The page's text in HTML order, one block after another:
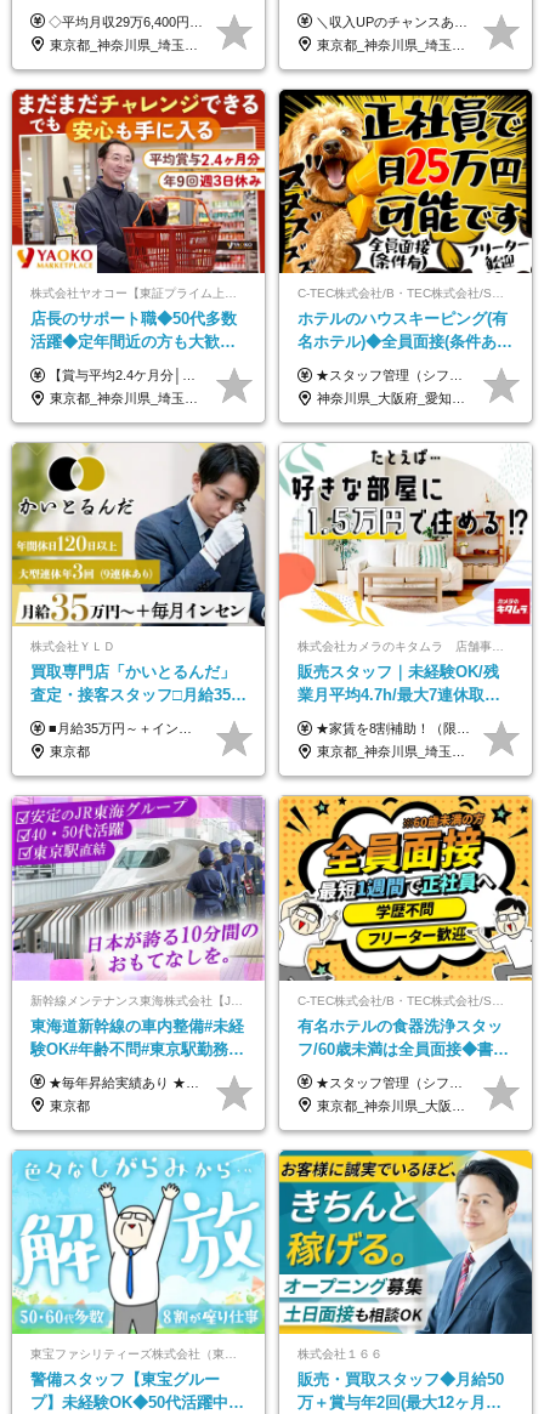
正社員デビューOK/20代～30
代活躍中/全国募集
◇平均月収29万6,400円(各種手当含む) ◇住宅手当⇒最大家賃の半額支給 ◇賞与年2回支給 ■月給22万5,000円以上＋地域手当＋時間外手当＋住宅手当＋家族手当 ※経験やスキルに応じて給与を決定します ※試用期間2ヶ月あり（期間内は時給1,060円以上となります） └地域により上がる可能性があり／例：東京都時給1,370円 └その他待遇に差異なし ＜モデル月収例＞ 1年目：296,400円 3年目：320,000円 【固定残業代について】 なし（残業代は、実際の労働時間に応じて別途全額支給）
東京都_神奈川県_埼玉県_千葉県_大阪府_愛知県_北海道_青森県_岩手県_宮城県_秋田県_山形県_福島県_茨城県_群馬県_新潟県_山梨県_長野県_富山県_石川県_静岡県_岐阜県_三重県_兵庫県_京都府_滋賀県_奈良県_和歌山県_広島県_岡山県_鳥取県_島根県_山口県_徳島県_香川県_愛媛県_高知県_福岡県_熊本県_佐賀県_長崎県_大分県_宮崎県_沖縄県
心◆東証プライム上場G◆応
募者全員面接◆賞与年2回
＼収入UPのチャンスあり◎昇給も可能です！／ ◆正社員 月給(地域による）＋グレード手当、深夜手当、残業代（全額支給）等の各種手当＋賞与年2回 ＜東京都／神奈川県（横浜市）＞ 月給21万4000円～27万円 ＜埼玉県／千葉県＞ 月給19万90000円～25万1000円 ＜栃木県／茨城県／山梨県＞ 月給18万4000円～23万6000円 【試用期間】 正社員：3ヵ月 アルバイト：なし ※試用期間と本採用後の給与・待遇に差異はありません ※グレード手当、深夜手当の詳細額は面接にてご案内させていただきます ※正社員は60歳定年のため、60代の方は嘱託社員での採用です。給与条件は嘱託給与となり、退職金と賞与がありません ＼正社員は「グレード認定制」という評価あり！制度勤続年数等に応じて入社時から手当を支給／ ◆グレードI：＋2000円（入社時～） ◆グレードII：＋5000円（在籍1年以上＆当社基準に当てはまる方） ◆グレードIII：＋1万円（社内試験の合格者） ◆アルバイト・パート 東京都:時給1226円 神奈川県:時給1225円 千葉県：時給1140円 埼玉県:時給1141円 栃木県:1068円 茨城県:1074円 山梨県:1052円
東京都_神奈川県_埼玉県_千葉県_茨城県_栃木県_山梨県
店長のサポート職◆50代多数
活躍◆定年間近の方も大歓
迎！◆出勤はお昼から◆平均
賞与2.4ヶ月分◆残業少なめ
【賞与平均2.4ケ月分│決算賞与も20年以上連続で支給中！】 ＜月収例＞ 月収29万円（地域限定正社員／残業代・各種手当含む） 月収26万円（契約社員／残業代・各種手当含む） ◆月給：月給258,400円～361,500円＋残業代＋各種手当 ※給与は前職での経験、スキルを考慮し、決定します ※残業代は全額支給します ※契約社員としてご入社いただく方は、賞与額に差異あり。詳細は面接でお話しします ※試用期間3ヶ月あり。条件に変更はありません ※契約社員の場合：契約期間12カ月（更新あり） ※60歳未満でご入社いただいた方も、60歳になったタイミングで雇用形態は契約社員に切り替えとなります。
東京都_神奈川県_埼玉県_千葉県_茨城県_栃木県_群馬県
ホテルのハウスキーピング(有
名ホテル)◆全員面接(条件あ
り)◆未経験OK◆リゾート地
も選べる◆月25万円
★スタッフ管理（シフト調整など）の経験があれば【月給28万円以上】 ★賞与支給実績：基本給の2ヶ月分～3ヶ月分 ＝＝ライフスタイルに合わせて働き方を選べます＝＝ ■正社員 ＜未経験者＞月給25万円(寮なしの場合)～35万円＋賞与年2回 ＜経験者＞月給28万円～35万円＋賞与年2回 ※寮をご利用の場合は月給22万円～ ※経験やスキルに応じて決定します ※残業代全額支給 ※試用期間（3ヶ月間）中の雇用形態や待遇に差異はありません ※正社員の場合、転勤の可能性あり ■契約社員 月給22万円～＋残業代全額支給 ※契約社員の場合、賞与の支給および転勤の可能性はありません ※勤務時間や勤務日数の希望があればご相談に応じます ※試用期間なし ※契約の更新 有(勤務状況により判断する) 更新上限 有(通算契約期間の上限 1年/更新回数の上限 なし)
神奈川県_大阪府_愛知県_北海道_兵庫県_京都府_広島県_福岡県_大分県_宮崎県_鹿児島県_沖縄県
株式会社ＹＬＤ
買取専⾨店「かいとるんだ」
査定・接客スタッフ□⽉給35万
円以上＋毎⽉インセン□年休
120日以上□土日休み
■月給35万円～＋インセンティブ＋各種手当 ※固定残業代（月45時間分87,600円～）を含む。超過した場合は別途残業代を支給いたします ※経験・年齢などを考慮の上、決定します ※試用期間3ヶ月あり（待遇に変動なし）
東京都
株式会社カメラのキタムラ 店舗事業部【カメラのキタムラ】
販売スタッフ｜未経験OK/残
業月平均4.7h/最大7連休取得
可/全国募集/家賃8割を会社が
負担/賞与年2回
★家賃を8割補助！（限度額は地域により異なる） ※転勤による引っ越しが発生する場合 ＝＝＝＝＝＝＝＝＝＝＝＝＝＝＝＝＝＝＝＝＝＝＝ 例えば、家賃7.5万円なら6万円は会社で負担。 あなたが支払うのは、たったの1.5万円です！ 年間では自己負担額が約72万ほどお得になります！ ＝＝＝＝＝＝＝＝＝＝＝＝＝＝＝＝＝＝＝＝＝＝＝ 月給22万8,700円～26万3,100円＋賞与年2回（初回の支給は当社規定による）＋残業手当 ＜実際の給与例＞ *24歳:月給23万4,700円＋賞与年2回（初回の支給は当社規定による）＋残業手当＋諸手当 ※上記はあくまで参考月給です。ご経歴・年齢を考慮し、当社規定により決定します ※評価により昇給あり ※残業代は別途支給あり ※試用期間2ヶ月あり（期間中の給与・待遇に差異はありません） 【実在する社員の年収モデル】 年収530万円（30歳） 年収820万円（40歳） 【入社時の想定年収】 330万円～900万円
東京都_神奈川県_埼玉県_千葉県_大阪府_愛知県_北海道_青森県_宮城県_秋田県_山形県_茨城県_群馬県_新潟県_長野県_富山県_静岡県_三重県_兵庫県_京都府_広島県_岡山県_鳥取県_山口県_徳島県_香川県_愛媛県_福岡県_熊本県_佐賀県_長崎県_大分県_宮崎県_鹿児島県
新幹線メンテナンス東海株式会社【JR東海グループ】
東海道新幹線の車内整備#未経
験OK#年齢不問#東京駅勤務
#59歳まで正社員登用可＆登用
実績多数！
★毎年昇給実績あり ★入社3年で430万円も可(正社員登用された場合) ■入社時月収例：25万2840円(1万2040円×21日)＋賞与支給実績有（年2回・2025年度） 日給1万2040円 ※別途「超過勤務手当、祝繁手当、特殊手当」の支給有 ※試用期間中（2ヶ月）の待遇・雇用形態に差異はございません
東京都
有名ホテルの食器洗浄スタッ
フ/60歳未満は全員面接◆書類
選考なし◆ブランクOK◆月25
万～ ◆40～50代活躍
★スタッフ管理（シフト調整など）の経験があれば【月給28万円以上】 ★賞与支給実績：基本給の2ヶ月分～3ヶ月分 ＝＝ライフスタイルに合わせて働き方を選べます＝＝ ■正社員 ＜未経験者＞月給25万円～35万円＋賞与年2回 ＜経験者＞月給28万円～35万円＋賞与年2回 ※経験やスキルに応じて決定します ※残業代全額支給 ※試用期間（3ヶ月間）中の雇用形態や待遇に差異はありません ※正社員の場合、転勤の可能性あり ■契約社員 月給22万円～＋残業代全額支給 ※契約社員の場合、賞与の支給および転勤の可能性はありません ※勤務時間や勤務日数の希望があればご相談に応じます ※試用期間なし ※契約の更新 有(勤務状況により判断する) 更新上限 有(通算契約期間の上限 1年/更新回数の上限 なし)
東京都_神奈川県_大阪府_愛知県_北海道_京都府_福岡県_沖縄県
警備スタッフ【東宝グルー
プ】未経験OK◆50代活躍中
株式会社１６６
販売・買取スタッフ◆月給50
万＋賞与年2回(最大12ヶ月分